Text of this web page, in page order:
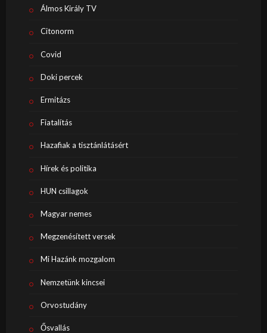
Álmos Király TV
Citonorm
Covid
Doki percek
Ermitázs
Fiatalítás
Hazafiak a tisztánlátásért
Hírek és politika
HUN csillagok
Magyar nemes
Megzenésített versek
Mi Hazánk mozgalom
Nemzetünk kincsei
Orvostudány
Ősvallás